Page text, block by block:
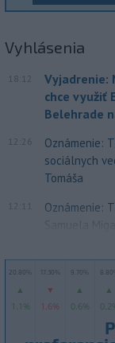
Vyhlásenia
18:12
Vyjadrenie:
chce využiť
Belehrade
12:26
Oznámenie:
sociálnych
Tomáša
Oznámenie:
Samuela